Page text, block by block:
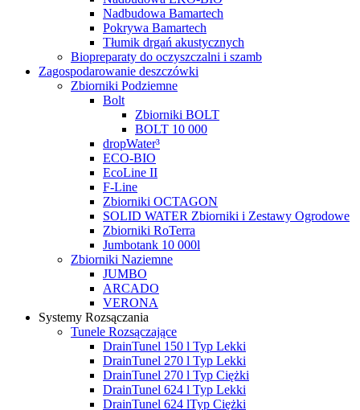
Nadbudowa Bamartech
Pokrywa Bamartech
Tłumik drgań akustycznych
Biopreparaty do oczyszczalni i szamb
Zagospodarowanie deszczówki
Zbiorniki Podziemne
Bolt
Zbiorniki BOLT
BOLT 10 000
dropWater³
ECO-BIO
EcoLine II
F-Line
Zbiorniki OCTAGON
SOLID WATER Zbiorniki i Zestawy Ogrodowe
Zbiorniki RoTerra
Jumbotank 10 000l
Zbiorniki Naziemne
JUMBO
ARCADO
VERONA
Systemy Rozsączania
Tunele Rozsączające
DrainTunel 150 l Typ Lekki
DrainTunel 270 l Typ Lekki
DrainTunel 270 l Typ Ciężki
DrainTunel 624 l Typ Lekki
DrainTunel 624 lTyp Ciężki